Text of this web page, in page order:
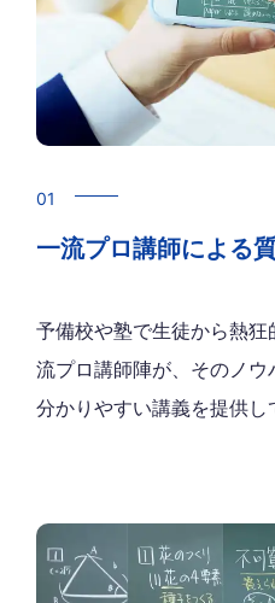
01
一流プロ講師による
予備校や塾で生徒から熱
流プロ講師陣が、そのノ
分かりやすい講義を提供し